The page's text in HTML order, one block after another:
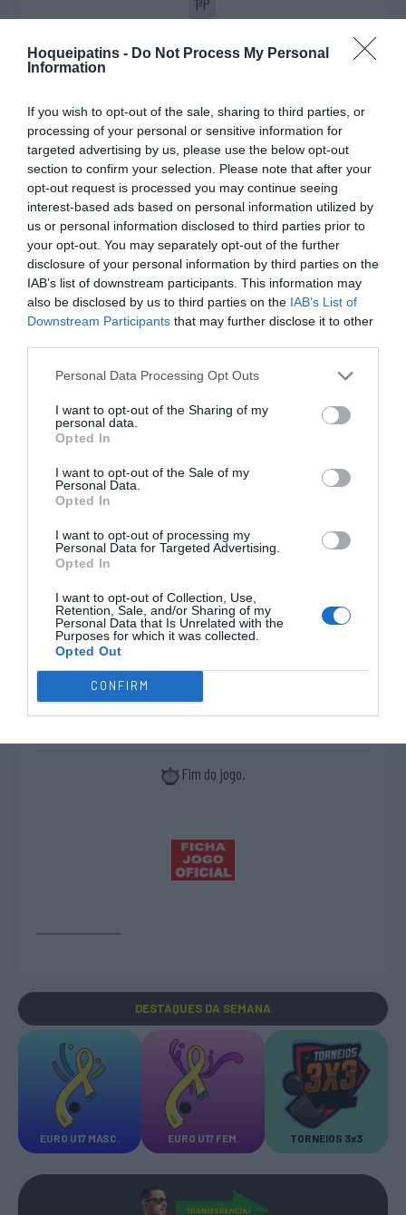
Hoqueipatins - Do Not Process My Personal
Information
If you wish to opt-out of the sale, sharing to third parties, or
processing of your personal or sensitive information for
targeted advertising by us, please use the below opt-out
section to confirm your selection. Please note that after your
opt-out request is processed you may continue seeing
interest-based ads based on personal information utilized by
us or personal information disclosed to third parties prior to
your opt-out. You may separately opt-out of the further
disclosure of your personal information by third parties on the
IAB’s list of downstream participants. This information may
also be disclosed by us to third parties on the IAB’s List of
Downstream Participants that may further disclose it to other
Personal Data Processing Opt Outs
I want to opt-out of the Sharing of my
personal data.
Opted In
I want to opt-out of the Sale of my
Personal Data.
Opted In
I want to opt-out of processing my
Personal Data for Targeted Advertising.
Opted In
I want to opt-out of Collection, Use,
Retention, Sale, and/or Sharing of my
Personal Data that Is Unrelated with the
Purposes for which it was collected.
Opted Out
CONFIRM
1ªP
Fim da 1ª parte.
2'
2ªP
0-2 Catarina Costa
Timeout CENAP
4'
2ªP
0-3 Catarina Costa
10'
2ªP
Advertência verbal
Carlos Fernandes
Timeout A Acad.
Coimbra
1-3 Sofia Portugal
2ªP
Timeout CENAP
Livre direto falhado
Patrícia "Tixa" Costa
15'
Coimbra
Defesa de livre direto
Ana Rita Catalão ®
Coimbra
Fim do jogo.
DESTAQUES DA SEMANA
EURO U17 MASC. EURO U17 FEM. TORNEIOS 3x3